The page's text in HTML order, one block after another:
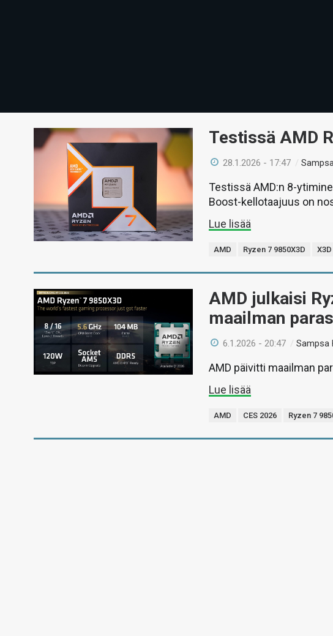
Testissä AMD
28.1.2026 - 17:47 /
Testissä AMD:n 8-
Boost-kellotaajuus on
Lue lisää
AMD Ryzen 7 9850X3D X3D
AMD julkaisi
maailman
6.1.2026 - 20:47 /Sampsa
AMD päivitti maailman
Lue lisää
AMD CES 2026 Ryzen 7